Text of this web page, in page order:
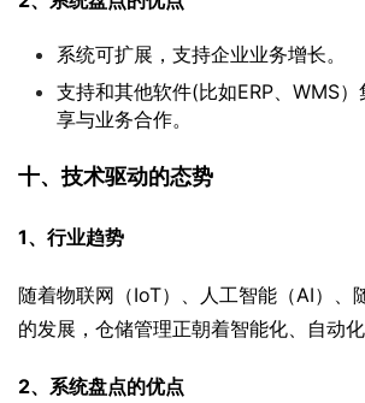
系统可扩展，支持企业业务增长。
支持和其他软件(比如ERP、WMS
享与业务合作。
十、技术驱动的态势
1、行业趋势
随着物联网（IoT）、人工智能（AI）、
的发展，仓储管理正朝着智能化、自动化
2、系统盘点的优点